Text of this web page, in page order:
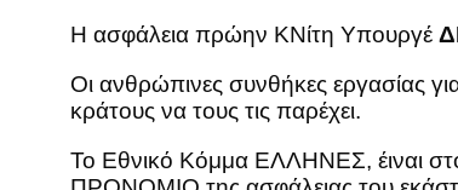
Η ασφάλεια πρώην ΚΝίτη Υπουργέ
Οι ανθρώπινες συνθήκες εργασίας
κράτους να τους τις παρέχει.
Το Εθνικό Κόμμα ΕΛΛΗΝΕΣ, έιναι